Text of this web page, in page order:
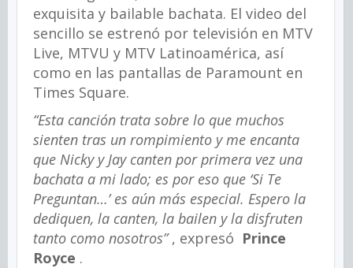
exquisita y bailable bachata. El video del
sencillo se estrenó por televisión en MTV
Live, MTVU y MTV Latinoamérica, así
como en las pantallas de Paramount en
Times Square.
“Esta canción trata sobre lo que muchos
sienten tras un rompimiento y me encanta
que Nicky y Jay canten por primera vez una
bachata a mi lado; es por eso que ‘Si Te
Preguntan…’ es aún más especial. Espero la
dediquen, la canten, la bailen y la disfruten
tanto como nosotros”, expresó Prince
Royce .